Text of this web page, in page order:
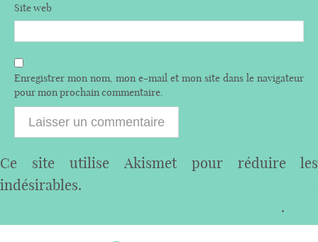
Site web
Enregistrer mon nom, mon e-mail et mon site dans le navigateur
pour mon prochain commentaire.
Ce site utilise Akismet pour réduire les
indésirables.
.